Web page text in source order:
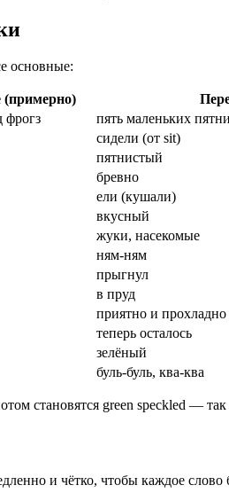
основные:
(примерно)
фрогз пять маленьких
сидели (от sit)
пятнистый
бревно
ели (кушали)
вкусный
жуки, насекомые
ням-ням
прыгнул
в пруд
приятно и прохладно
теперь осталось
зелёный
буль-буль, ква-ква
становятся green speckled —
и чётко, чтобы каждое